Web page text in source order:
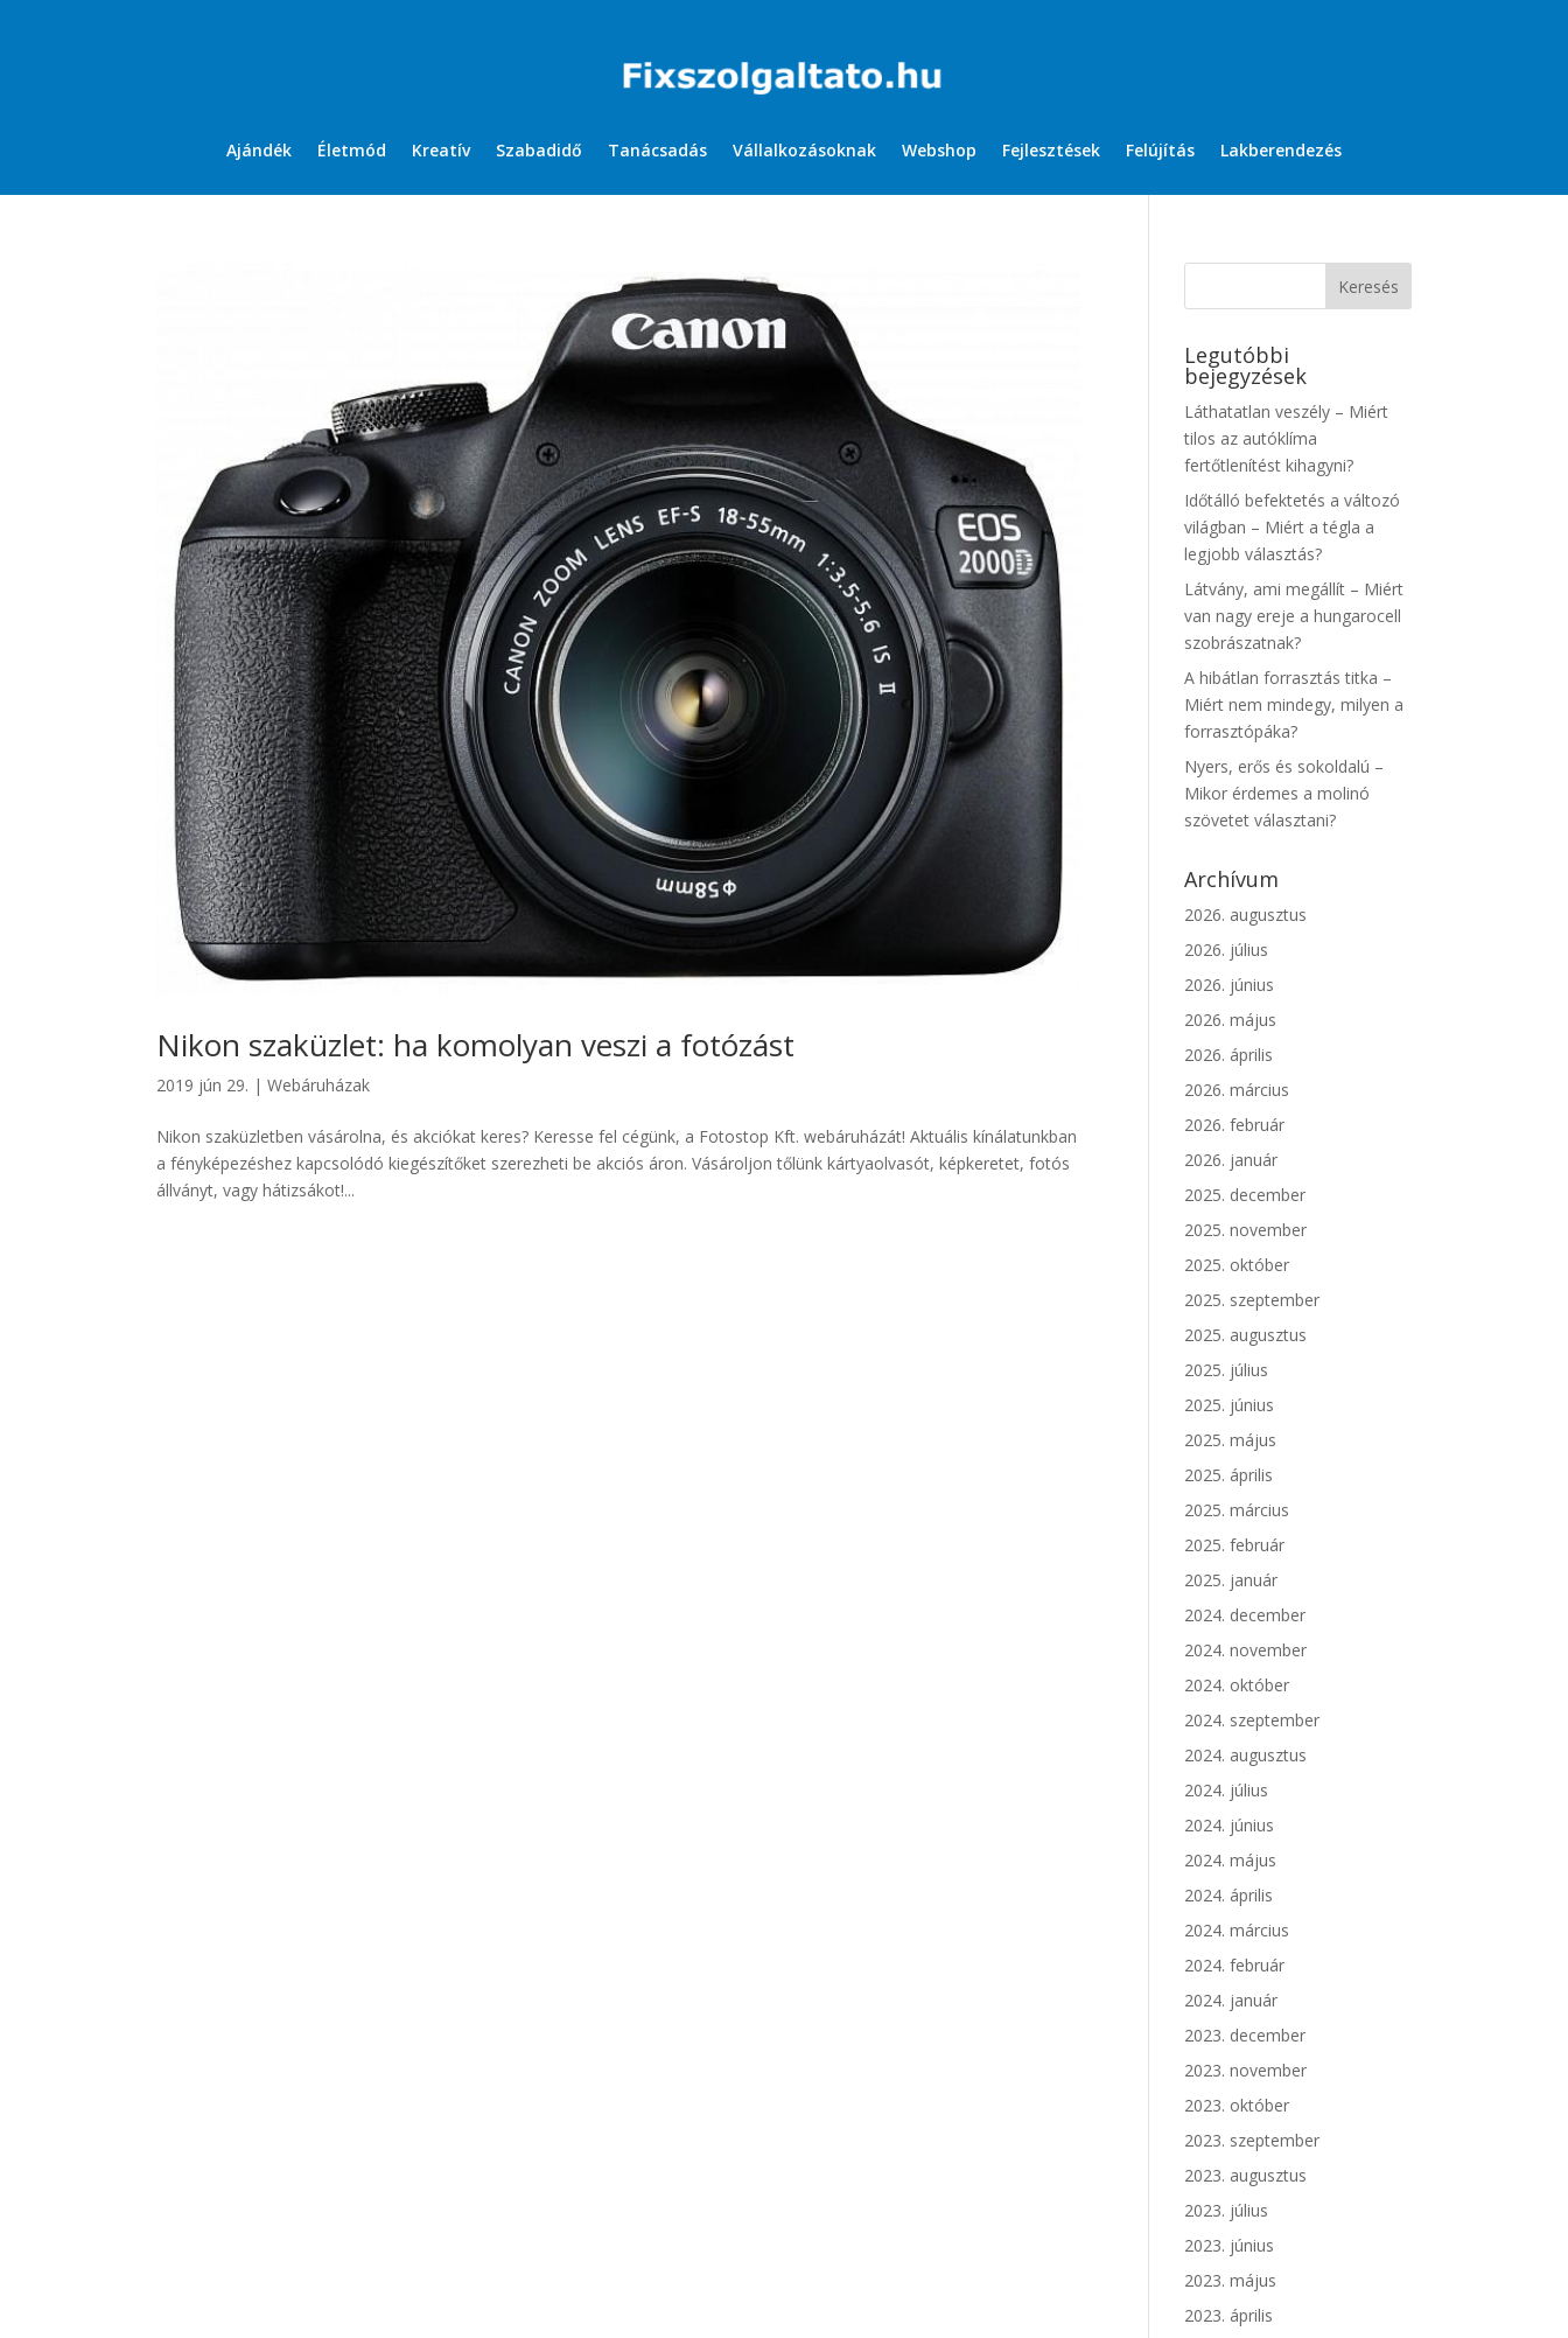
Ajándék Életmód Kreatív Szabadidő Tanácsadás Vállalkozásoknak Webshop Fejlesztések Felújítás Lakberendezés
Nikon szaküzlet: ha komolyan veszi a fotózást
2019 jún 29. |Webáruházak
Nikon szaküzletben vásárolna, és akciókat keres? Keresse fel cégünk, a Fotostop Kft. webáruházát! Aktuális kínálatunkban
a fényképezéshez kapcsolódó kiegészítőket szerezheti be akciós áron. Vásároljon tőlünk kártyaolvasót, képkeretet, fotós
állványt, vagy hátizsákot!...
Legutóbbi
bejegyzések
Láthatatlan veszély – Miért
tilos az autóklíma
fertőtlenítést kihagyni?
Időtálló befektetés a változó
világban – Miért a tégla a
legjobb választás?
Látvány, ami megállít – Miért
van nagy ereje a hungarocell
szobrászatnak?
A hibátlan forrasztás titka –
Miért nem mindegy, milyen a
forrasztópáka?
Nyers, erős és sokoldalú –
Mikor érdemes a molinó
szövetet választani?
Archívum
2026. augusztus
2026. július
2026. június
2026. május
2026. április
2026. március
2026. február
2026. január
2025. december
2025. november
2025. október
2025. szeptember
2025. augusztus
2025. július
2025. június
2025. május
2025. április
2025. március
2025. február
2025. január
2024. december
2024. november
2024. október
2024. szeptember
2024. augusztus
2024. július
2024. június
2024. május
2024. április
2024. március
2024. február
2024. január
2023. december
2023. november
2023. október
2023. szeptember
2023. augusztus
2023. július
2023. június
2023. május
2023. április